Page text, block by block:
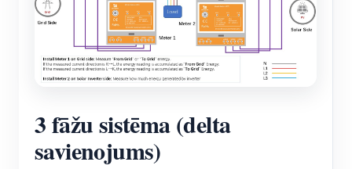
3 fāžu sistēma (delta
savienojums)